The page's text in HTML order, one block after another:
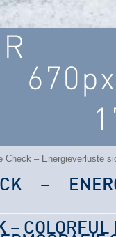
Check – Energieverluste
–
– COLORFUL